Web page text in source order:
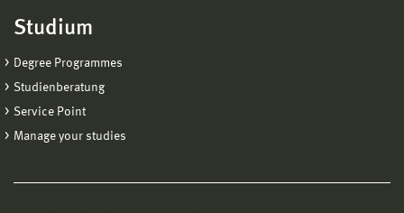
Studium
Degree Programmes
Studienberatung
Service Point
Manage your studies